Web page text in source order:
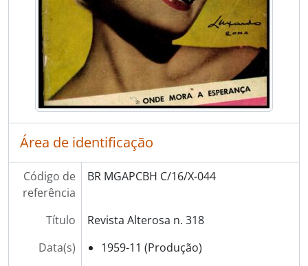
Área de identificação
Código de
referência
BR MGAPCBH C/16/X-044
Título
Revista Alterosa n. 318
Data(s)
1959-11 (Produção)